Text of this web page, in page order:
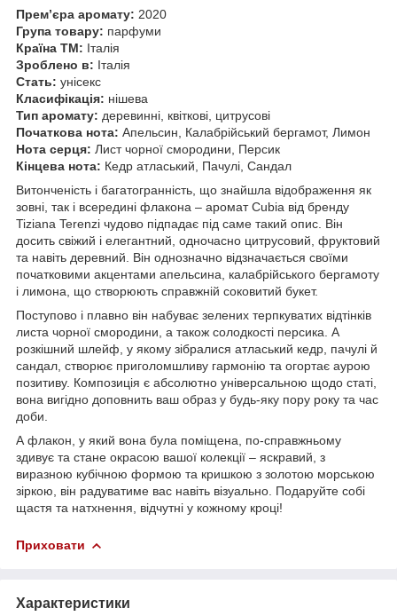
Прем’єра аромату: 2020
Група товару: парфуми
Країна ТМ: Італія
Зроблено в: Італія
Стать: унісекс
Класифікація: нішева
Тип аромату: деревинні, квіткові, цитрусові
Початкова нота: Апельсин, Калабрійський бергамот, Лимон
Нота серця: Лист чорної смородини, Персик
Кінцева нота: Кедр атласький, Пачулі, Сандал
Витонченість і багатогранність, що знайшла відображення як
зовні, так і всередині флакона – аромат Cubia від бренду
Tiziana Terenzi чудово підпадає під саме такий опис. Він
досить свіжий і елегантний, одночасно цитрусовий, фруктовий
та навіть деревний. Він однозначно відзначається своїми
початковими акцентами апельсина, калабрійського бергамоту
і лимона, що створюють справжній соковитий букет.
Поступово і плавно він набуває зелених терпкуватих відтінків
листа чорної смородини, а також солодкості персика. А
розкішний шлейф, у якому зібралися атласький кедр, пачулі й
сандал, створює приголомшливу гармонію та огортає аурою
позитиву. Композиція є абсолютно універсальною щодо статі,
вона вигідно доповнить ваш образ у будь-яку пору року та час
доби.
А флакон, у який вона була поміщена, по-справжньому
здивує та стане окрасою вашої колекції – яскравий, з
виразною кубічною формою та кришкою з золотою морською
зіркою, він радуватиме вас навіть візуально. Подаруйте собі
щастя та натхнення, відчутні у кожному кроці!
Приховати
Характеристики